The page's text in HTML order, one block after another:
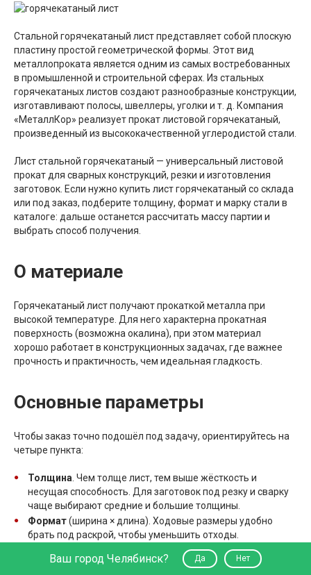
Стальной горячекатаный лист представляет собой плоскую
пластину простой геометрической формы. Этот вид
металлопроката является одним из самых востребованных
в промышленной и строительной сферах. Из стальных
горячекатаных листов создают разнообразные конструкции,
изготавливают полосы, швеллеры, уголки и т. д. Компания
«МеталлКор» реализует прокат листовой горячекатаный,
произведенный из высококачественной углеродистой стали.
Лист стальной горячекатаный — универсальный листовой
прокат для сварных конструкций, резки и изготовления
заготовок. Если нужно купить лист горячекатаный со склада
или под заказ, подберите толщину, формат и марку стали в
каталоге: дальше останется рассчитать массу партии и
выбрать способ получения.
О материале
Горячекатаный лист получают прокаткой металла при
высокой температуре. Для него характерна прокатная
поверхность (возможна окалина), при этом материал
хорошо работает в конструкционных задачах, где важнее
прочность и практичность, чем идеальная гладкость.
Основные параметры
Чтобы заказ точно подошёл под задачу, ориентируйтесь на
четыре пункта:
Толщина . Чем толще лист, тем выше жёсткость и
несущая способность. Для заготовок под резку и сварку
чаще выбирают средние и большие толщины.
Формат(ширина × длина). Ходовые размеры удобно
брать под раскрой, чтобы уменьшить отходы.
. Для типовых работ подходит
конструкционная сталь общего назначения. Для
Ваш город Челябинск? Да Нет